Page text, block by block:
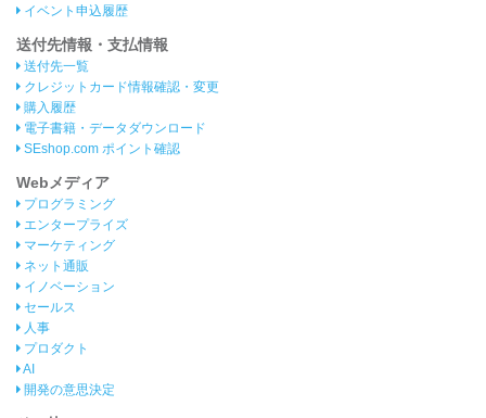
イベント申込履歴
送付先情報・支払情報
送付先一覧
クレジットカード情報確認・変更
購入履歴
電子書籍・データダウンロード
SEshop.com ポイント確認
Webメディア
プログラミング
エンタープライズ
マーケティング
ネット通販
イノベーション
セールス
人事
プロダクト
AI
開発の意思決定